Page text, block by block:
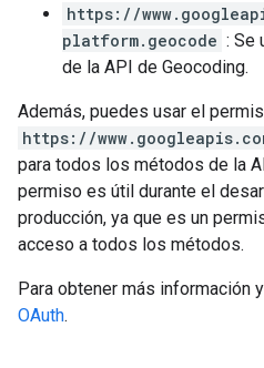
https://
platform.geocode : Se
de la API de Geocoding.
Además, puedes usar el
https://
para todos los métodos de la
permiso es útil durante el
producción, ya que es un
acceso a todos los métodos.
Para obtener más información
OAuth.